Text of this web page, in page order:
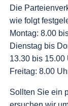
Die
wie folgt
Montag: 8.00
Dienstag bis
13.30 bis 15.00
Freitag: 8.00
Sollten Sie ein